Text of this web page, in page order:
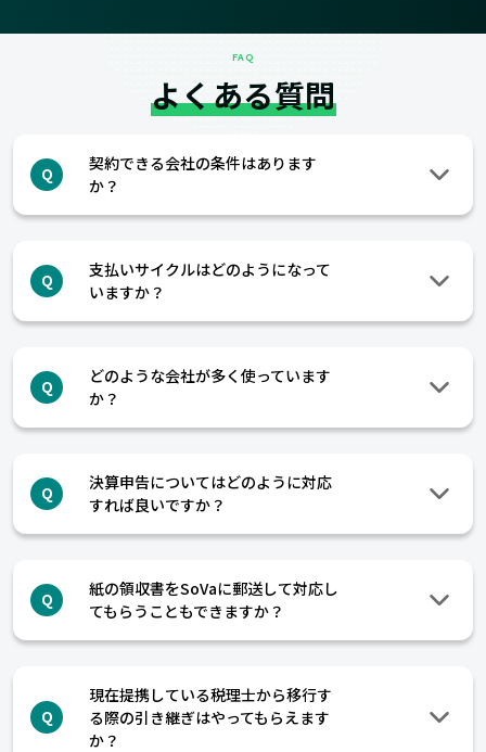
FAQ
よくある質問
Q
契約できる会社の条件はあります
か？
Q
支払いサイクルはどのようになって
いますか？
Q
どのような会社が多く使っています
か？
Q
決算申告についてはどのように対応
すれば良いですか？
Q
紙の領収書をSoVaに郵送して対応し
てもらうこともできますか？
Q
現在提携している税理士から移行す
る際の引き継ぎはやってもらえます
か？